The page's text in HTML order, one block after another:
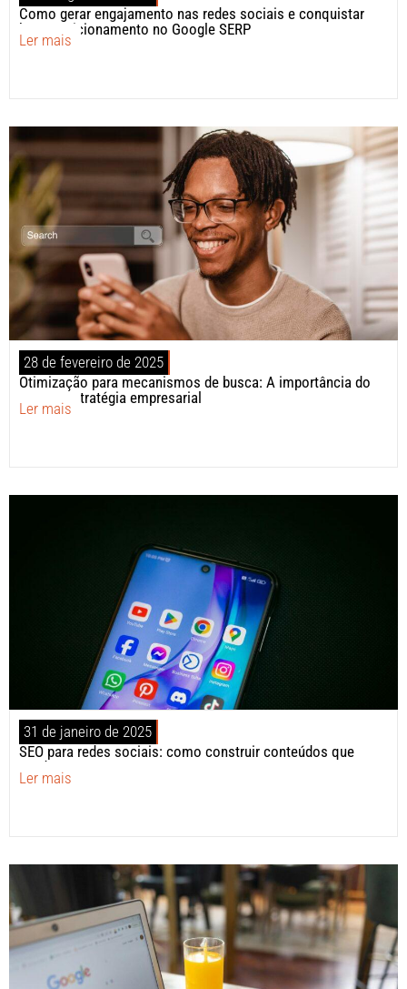
Como gerar engajamento nas redes sociais e conquistar
bom posicionamento no Google SERP
Ler mais
28 de fevereiro de 2025
Otimização para mecanismos de busca: A importância do
SEO na estratégia empresarial
Ler mais
31 de janeiro de 2025
SEO para redes sociais: como construir conteúdos que
vendem?
Ler mais